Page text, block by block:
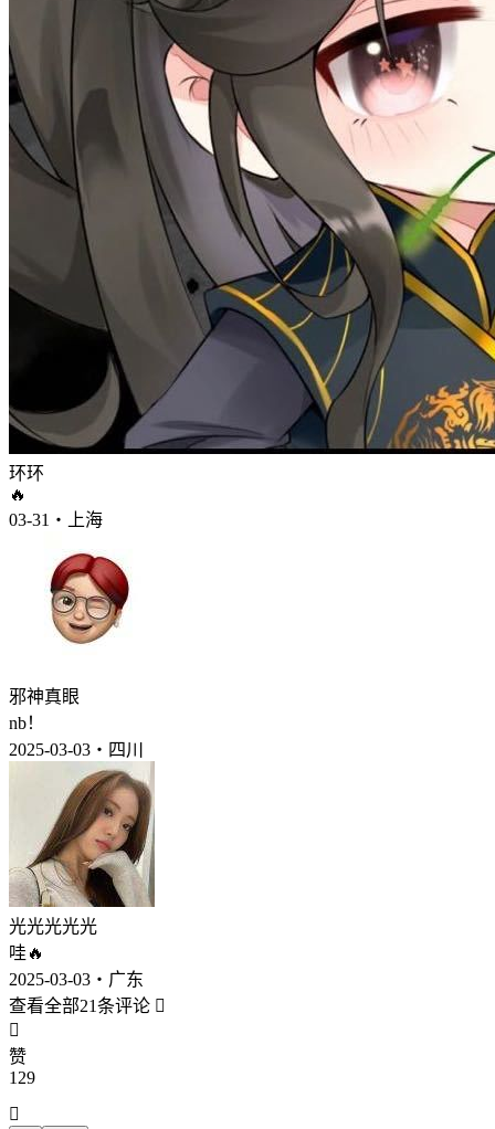
环环
🔥
03-31・上海
邪神真眼
nb！
2025-03-03・四川
光光光光光
哇🔥
2025-03-03・广东
查看全部21条评论 

赞
129
